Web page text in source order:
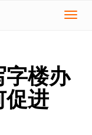
切
字楼办
促进